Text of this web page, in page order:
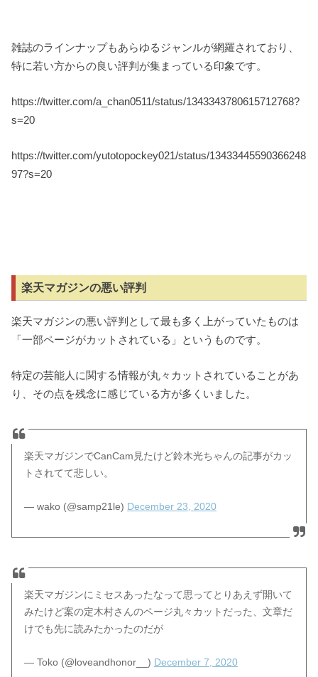
雑誌のラインナップもあらゆるジャンルが網羅されており、
特に若い方からの良い評判が集まっている印象です。
https://twitter.com/a_chan0511/status/1343343780615712768?
s=20
https://twitter.com/yutotopockey021/status/13433445590366248
97?s=20
楽天マガジンの悪い評判
楽天マガジンの悪い評判として最も多く上がっていたものは
「一部ページがカットされている」というものです。
特定の芸能人に関する情報が丸々カットされていることがあ
り、その点を残念に感じている方が多くいました。
楽天マガジンでCanCam見たけど鈴木光ちゃんの記事がカッ
トされてて悲しい。
— wako (@samp21le) December 23, 2020
楽天マガジンにミセスあったなって思ってとりあえず開いて
みたけど案の定木村さんのページ丸々カットだった、文章だ
けでも先に読みたかったのだが
— Toko (@loveandhonor__) December 7, 2020